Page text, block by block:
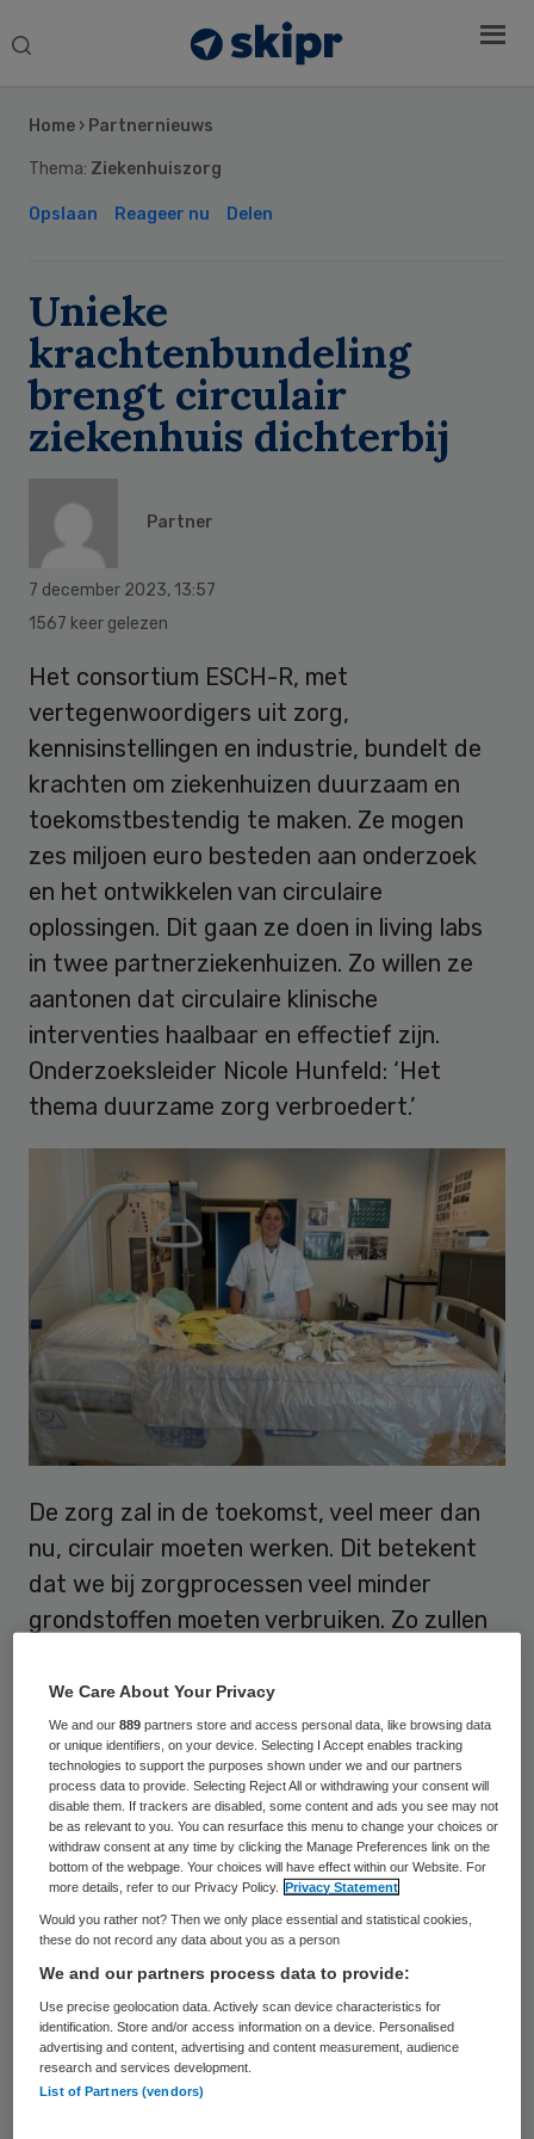
Search
Home › Partnernieuws
Thema: Ziekenhuiszorg
Opslaan Reageer nu Delen
Unieke
krachtenbundeling
brengt circulair
ziekenhuis dichterbij
Partner
7 december 2023, 13:57
1567 keer gelezen
Het consortium ESCH-R, met
vertegenwoordigers uit zorg,
kennisinstellingen en industrie, bundelt de
krachten om ziekenhuizen duurzaam en
toekomstbestendig te maken. Ze mogen
zes miljoen euro besteden aan onderzoek
en het ontwikkelen van circulaire
oplossingen. Dit gaan ze doen in living labs
in twee partnerziekenhuizen. Zo willen ze
aantonen dat circulaire klinische
interventies haalbaar en effectief zijn.
Onderzoeksleider Nicole Hunfeld: ‘Het
thema duurzame zorg verbroedert.’
De zorg zal in de toekomst, veel meer dan
nu, circulair moeten werken. Dit betekent
dat we bij zorgprocessen veel minder
grondstoffen moeten verbruiken. Zo zullen
moeten hergebruiken in plaats van
weggooien en zullen apparaten veel langer
moeten meegaan. Zulke voorbeelden klinken
tamelijk eenvoudig, de overgang maken
naar circulair is dat zeker niet. Dit vraagt
een enorme innovatie-operatie en
elders in de keten bij leveranciers en
afvalverwerkers. Voorwaarde voor het
slagen van die overgang is dat ketenspelers
die verandering samen vormgeven.
Dat is precies waar de kracht van het grote
Sidebar
We Care About Your Privacy
We and our889 partners store and access personal data, like browsing data
or unique identifiers, on your device. Selecting I Accept enables tracking
technologies to support the purposes shown under we and our partners
process data to provide. Selecting Reject All or withdrawing your consent will
disable them. If trackers are disabled, some content and ads you see may not
be as relevant to you. You can resurface this menu to change your choices or
withdraw consent at any time by clicking the Manage Preferences link on the
bottom of the webpage. Your choices will have effect within our Website. For
more details, refer to our Privacy Policy.
Privacy Statement
Would you rather not? Then we only place essential and statistical cookies,
these do not record any data about you as a person
We and our partners process data to provide:
Use precise geolocation data. Actively scan device characteristics for
identification. Store and/or access information on a device. Personalised
advertising and content, advertising and content measurement, audience
research and services development.
List of Partners (vendors)